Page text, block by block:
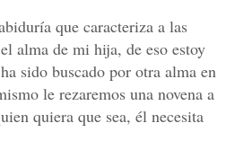
que caracteriza a las
alma de mi hija, de eso estoy
sido buscado por otra alma en
le rezaremos una novena a
quiera que sea, él necesita